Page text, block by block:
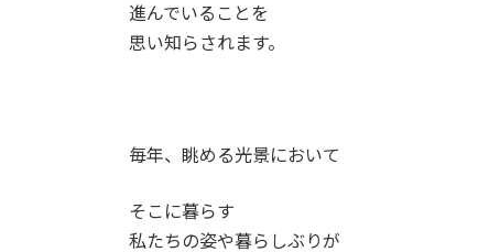
進んでいることを
思い知らされます。
毎年、眺める光景において
そこに暮らす
私たちの姿や暮らしぶりが